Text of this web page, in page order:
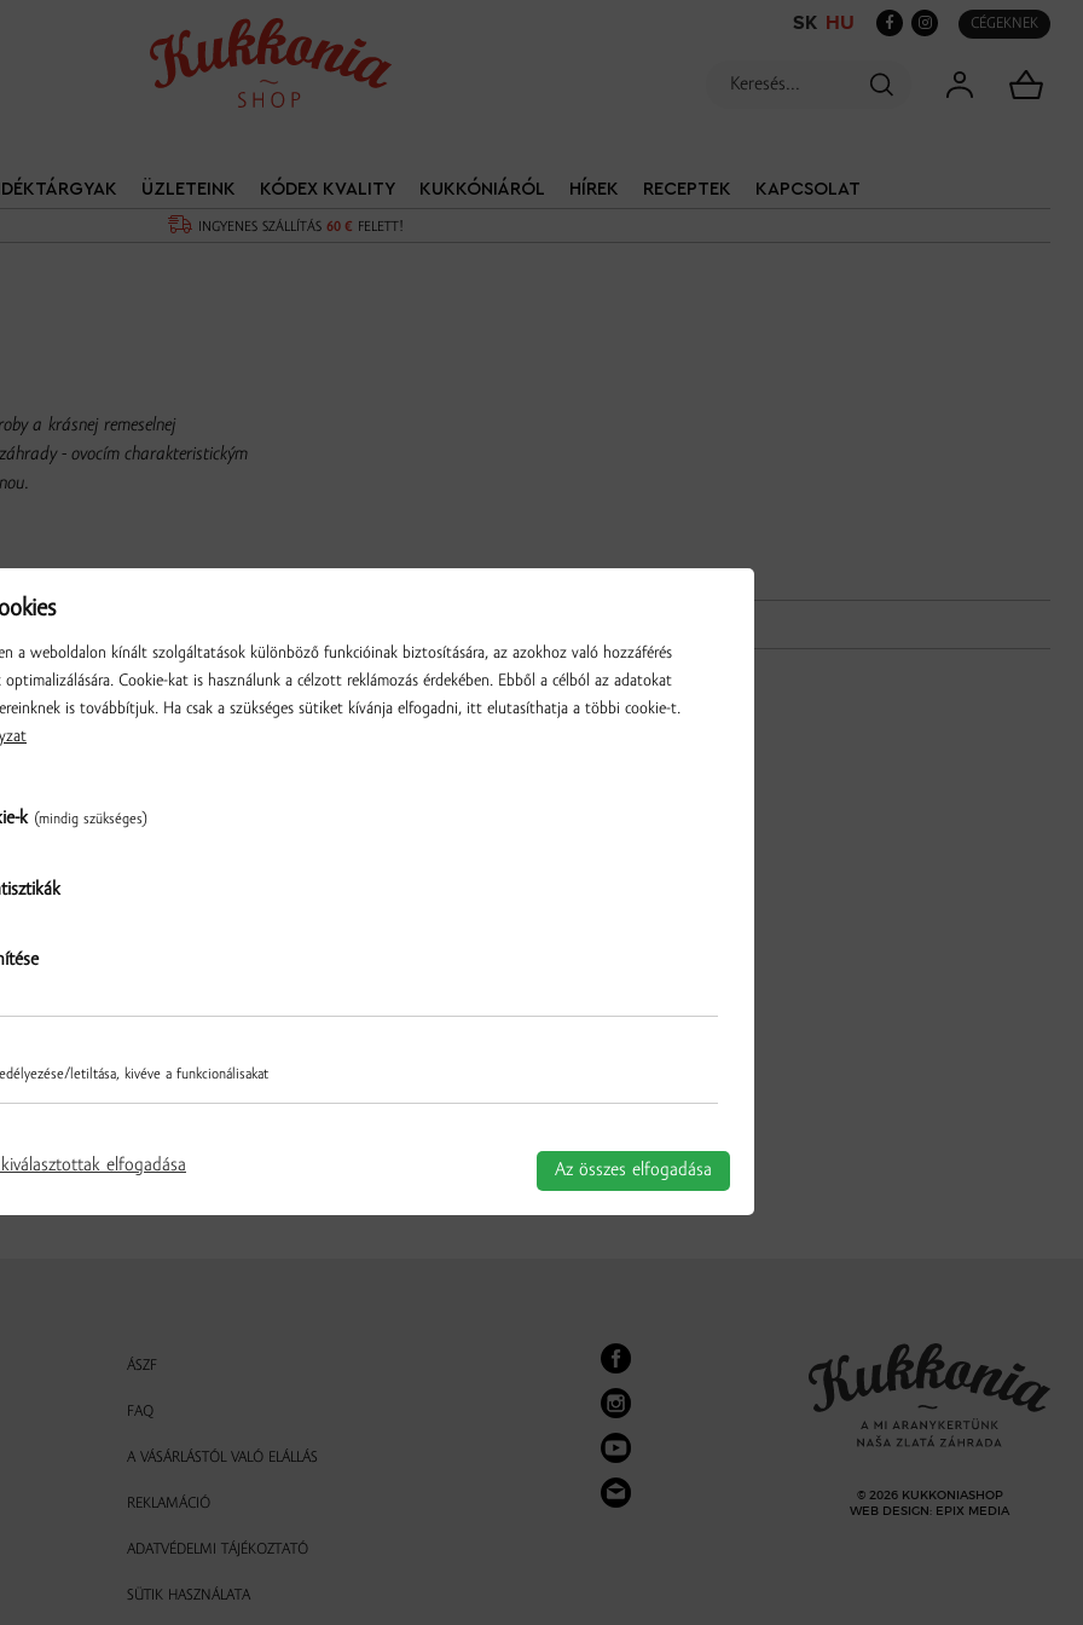
CÉGEKNEK
SK HU
INGYENES SZÁLLÍTÁS 60 € FELETT!
ÜZLETEINK KÓDEX KVALITY KUKKÓNIÁRÓL HÍREK RECEPTEK KAPCSOLAT
a krásnej remeselnej
- ovocím charakteristickým
/ 95g
ÁSZF
FAQ
A VÁSÁRLÁSTÓL VALÓ ELÁLLÁS
REKLAMÁCIÓ
ADATVÉDELMI TÁJÉKOZTATÓ
SÜTIK HASZNÁLATA
© 2026 KUKKONIASHOP
WEB DESIGN: EPIX MEDIA
a weboldalon kínált szolgáltatások különböző funkcióinak biztosítására, az azokhoz való hozzáférés
optimalizálására. Cookie-kat is használunk a célzott reklámozás érdekében. Ebből a célból az adatokat
is továbbítjuk. Ha csak a szükséges sütiket kívánja elfogadni, itt elutasíthatja a többi cookie-t.
k (mindig szükséges)
letiltása, kivéve a funkcionálisakat
elfogadása Az összes elfogadása